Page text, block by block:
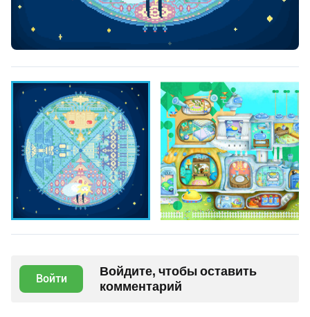
Войти
Войдите, чтобы оставить
комментарий